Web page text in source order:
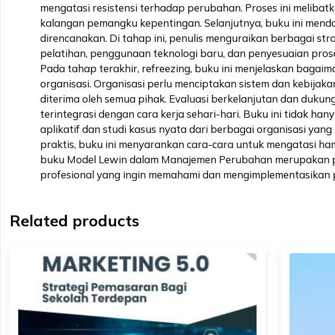
mengatasi resistensi terhadap perubahan. Proses ini
kalangan pemangku kepentingan. Selanjutnya, buku ini
direncanakan. Di tahap ini, penulis menguraikan berbagai
pelatihan, penggunaan teknologi baru, dan penyesuaian
Pada tahap terakhir, refreezing, buku ini menjelaskan
organisasi. Organisasi perlu menciptakan sistem dan
diterima oleh semua pihak. Evaluasi berkelanjutan dan
terintegrasi dengan cara kerja sehari-hari. Buku ini tidak
aplikatif dan studi kasus nyata dari berbagai organisasi
praktis, buku ini menyarankan cara-cara untuk mengatasi
buku Model Lewin dalam Manajemen Perubahan
profesional yang ingin memahami dan
Related products